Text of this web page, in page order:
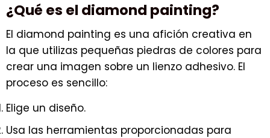
¿Qué es el diamond painting?
El diamond painting es una afición creativa en
la que utilizas pequeñas piedras de colores para
crear una imagen sobre un lienzo adhesivo. El
proceso es sencillo:
Elige un diseño.
Usa las herramientas proporcionadas para